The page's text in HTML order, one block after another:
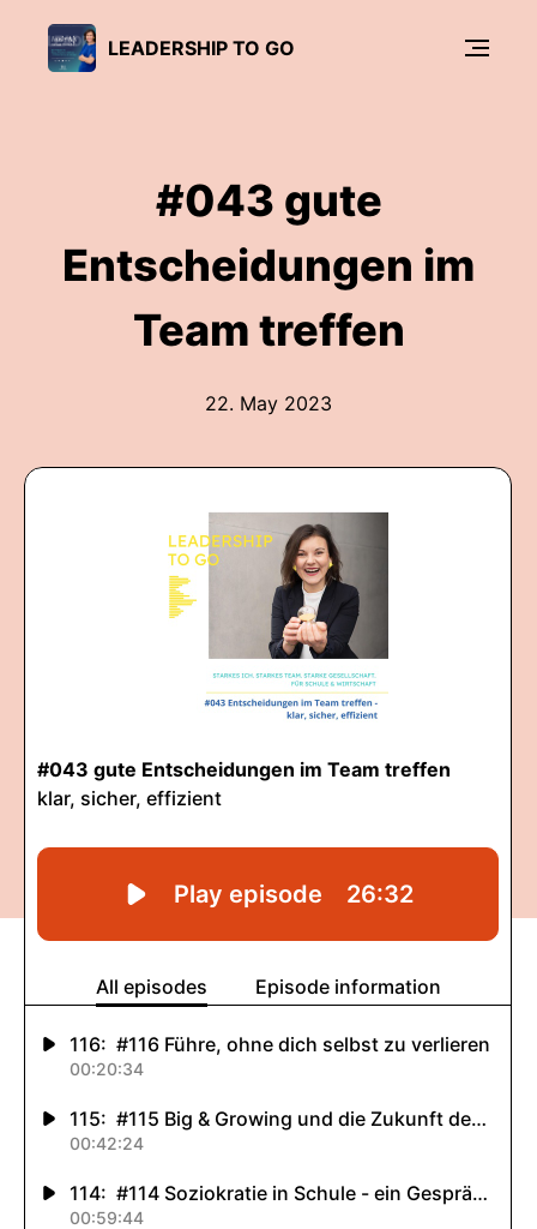
LEADERSHIP TO GO
#043 gute
Entscheidungen im
Team treffen
22. May 2023